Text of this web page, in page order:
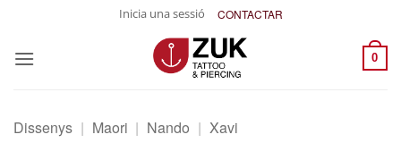
content
Inicia una sessió CONTACTAR
0
Dissenys | Maori | Nando | Xavi